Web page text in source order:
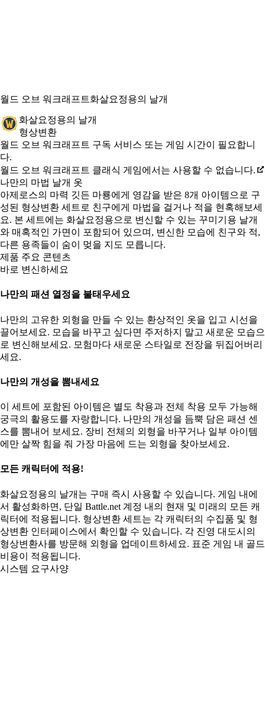
월드 오브 워크래프트화살요정용의 날개
화살요정용의 날개
형상변환
가격
Available actions
월드 오브 워크래프트 구독 서비스 또는 게임 시간이 필요합니
다.
월드 오브 워크래프트 클래식 게임에서는 사용할 수 없습니다.
나만의 마법 날개 옷
아제로스의 마력 깃든 마룡에게 영감을 받은 8개 아이템으로 구
성된 형상변환 세트로 친구에게 마법을 걸거나 적을 현혹해보세
요. 본 세트에는 화살요정용으로 변신할 수 있는 꾸미기용 날개
와 매혹적인 가면이 포함되어 있으며, 변신한 모습에 친구와 적,
다른 용족들이 숨이 멎을 지도 모릅니다.
제품 주요 콘텐츠
바로 변신하세요
나만의 패션 열정을 불태우세요
나만의 고유한 외형을 만들 수 있는 환상적인 옷을 입고 시선을
끌어보세요. 모습을 바꾸고 싶다면 주저하지 말고 새로운 모습으
로 변신해보세요. 모험마다 새로운 스타일로 전장을 뒤집어버리
세요.
나만의 개성을 뽐내세요
이 세트에 포함된 아이템은 별도 착용과 전체 착용 모두 가능해
궁극의 활용도를 자랑합니다. 나만의 개성을 듬뿍 담은 패션 센
스를 뽐내어 보세요. 장비 전체의 외형을 바꾸거나 일부 아이템
에만 살짝 힘을 줘 가장 마음에 드는 외형을 찾아보세요.
모든 캐릭터에 적용!
화살요정용의 날개는 구매 즉시 사용할 수 있습니다. 게임 내에
서 활성화하면, 단일 Battle.net 계정 내의 현재 및 미래의 모든 캐
릭터에 적용됩니다. 형상변환 세트는 각 캐릭터의 수집품 및 형
상변환 인터페이스에서 확인할 수 있습니다. 각 진영 대도시의
형상변환사를 방문해 외형을 업데이트하세요. 표준 게임 내 골드
비용이 적용됩니다.
시스템 요구사양